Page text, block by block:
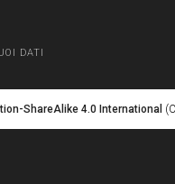
DATI
ShareAlike 4.0 International